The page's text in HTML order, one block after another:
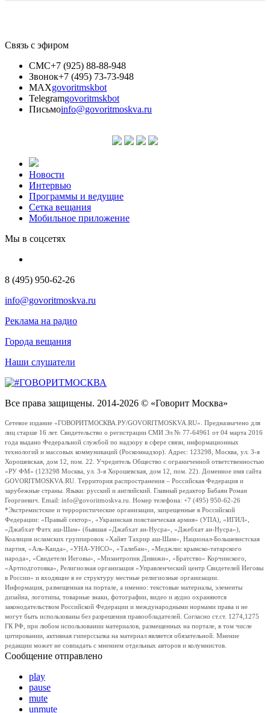
Связь с эфиром
СМС+7 (925) 88-88-948
Звонок+7 (495) 73-73-948
MAXgovoritmskbot
Telegramgovoritmskbot
Письмоinfo@govoritmoskva.ru
Новости
Интервью
Программы и ведущие
Сетка вещания
Мобильное приложение
Мы в соцсетях
8 (495) 950-62-26
info@govoritmoskva.ru
Реклама на радио
Города вещания
Наши слушатели
Все права защищены. 2014-2026 © «Говорит Москва»
Сетевое издание «ГОВОРИТМОСКВА.РУ/GOVORITMOSKVA.RU». Предназначено для
лиц старше 16 лет. Свидетельство о регистрации СМИ Эл № 77-64961 от 04 марта 2016
года выдано Федеральной службой по надзору в сфере связи, информационных
технологий и массовых коммуникаций (Роскомнадзор). Адрес: 123298, Москва, ул. 3-я
Хорошевская, дом 12, пом. 22. Учредитель Общество с ограниченной ответственностью
«РУ ФМ» (123298 Москва, ул. 3-я Хорошевская, дом 12, пом. 22). Доменное имя сайта
GOVORITMOSKVA.RU. Территория распространения – Российская Федерация и
зарубежные страны. Языки: русский и английский. Главный редактор Бабаян Роман
Георгиевич. Email: info@govoritmoskva.ru. Номер телефона: +7 (495) 950-62-26
*Экстремистские и террористические организации, запрещенные в Российской
Федерации: «Правый сектор», «Украинская повстанческая армия» (УПА), «ИГИЛ»,
«Джабхат Фатх аш-Шам» (бывшая «Джабхат ан-Нусра», «Джебхат ан-Нусра»),
Коалиция исламских группировок «Хайят Тахрир аш-Шам», Национал-Большевистская
партия, «Аль-Каида», «УНА-УНСО», «Талибан», «Меджлис крымско-татарского
народа», «Свидетели Иеговы», «Мизантропик Дивижн», «Братство» Корчинского,
«Артподготовка», Религиозная организация «Управленческий центр Свидетелей Иеговы
в России» и входящие в ее структуру местные религиозные организации.
Информация, размещенная на портале, а именно: текстовые материалы, элементы
дизайна, логотипы, товарные знаки, фотографии, видео и аудио охраняются
законодательством Российской Федерации и международными нормами права и не
могут быть использованы без разрешения правообладателей. Согласно ст.ст. 1274,1275
ГК РФ, при любом использовании материалов, размещенных на портале, в том числе
цитировании, активная гиперссылка на материал является обязательной. Мнение
редакции может не совпадать с мнением отдельных авторов и колумнистов.
Сообщение отправлено
play
pause
mute
unmute